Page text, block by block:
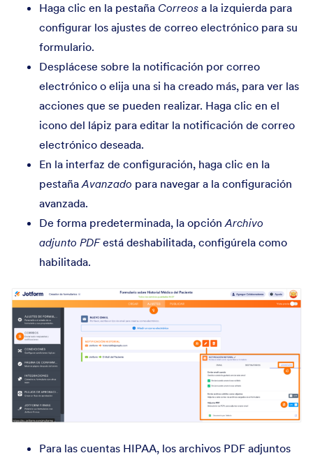
Haga clic en la pestaña Correos a la izquierda para
configurar los ajustes de correo electrónico para su
formulario.
Desplácese sobre la notificación por correo
electrónico o elija una si ha creado más, para ver las
acciones que se pueden realizar. Haga clic en el
icono del lápiz para editar la notificación de correo
electrónico deseada.
En la interfaz de configuración, haga clic en la
pestañaAvanzado para navegar a la configuración
avanzada.
De forma predeterminada, la opciónArchivo
adjunto PDFestá deshabilitada, configúrela como
habilitada.
Para las cuentas HIPAA, los archivos PDF adjuntos